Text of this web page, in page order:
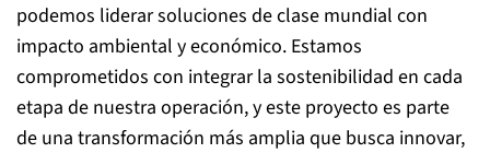
podemos liderar soluciones de clase mundial con
impacto ambiental y económico. Estamos
comprometidos con integrar la sostenibilidad en cada
etapa de nuestra operación, y este proyecto es parte
de una transformación más amplia que busca innovar,